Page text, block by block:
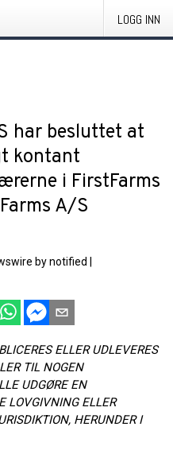
LOGG INN
har besluttet at
kontant
i FirstFarms
A/S
by notified
ELLER UDLEVERES
TIL NOGEN
UDGØRE EN
LOVGIVNING ELLER
HERUNDER I